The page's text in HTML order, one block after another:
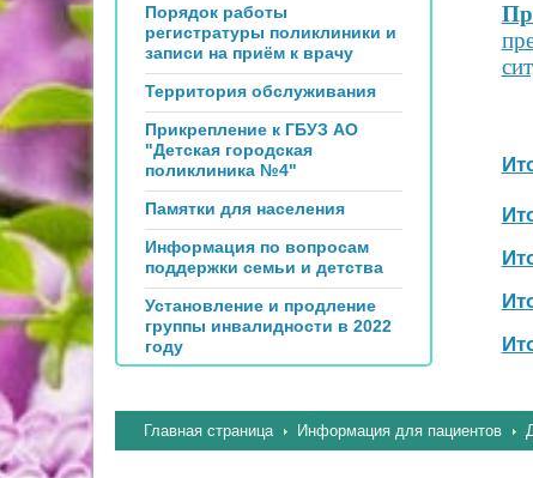
Порядок работы
регистратуры поликлиники и
записи на приём к врачу
Территория обслуживания
Прикрепление к ГБУЗ АО
"Детская городская
поликлиника №4"
Памятки для населения
Информация по вопросам
поддержки семьи и детства
Установление и продление
группы инвалидности в 2022
году
Главная страница Информация для пациентов